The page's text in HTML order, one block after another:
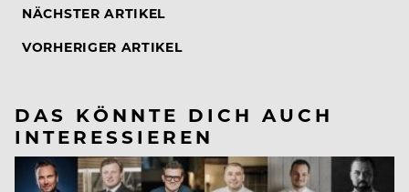
NÄCHSTER ARTIKEL
VORHERIGER ARTIKEL
DAS KÖNNTE DICH AUCH
INTERESSIEREN